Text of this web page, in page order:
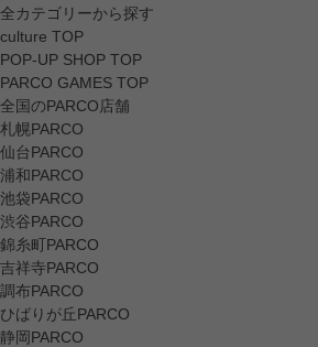
全カテゴリーから探す
culture TOP
POP-UP SHOP TOP
PARCO GAMES TOP
全国のPARCO店舗
札幌PARCO
仙台PARCO
浦和PARCO
池袋PARCO
渋谷PARCO
錦糸町PARCO
吉祥寺PARCO
調布PARCO
ひばりが丘PARCO
静岡PARCO